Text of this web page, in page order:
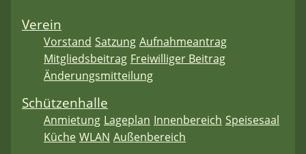
Verein
Vorstand Satzung Aufnahmeantrag
Mitgliedsbeitrag Freiwilliger Beitrag
Änderungsmitteilung
Schützenhalle
Anmietung Lageplan Innenbereich Speisesaal
Küche WLAN Außenbereich